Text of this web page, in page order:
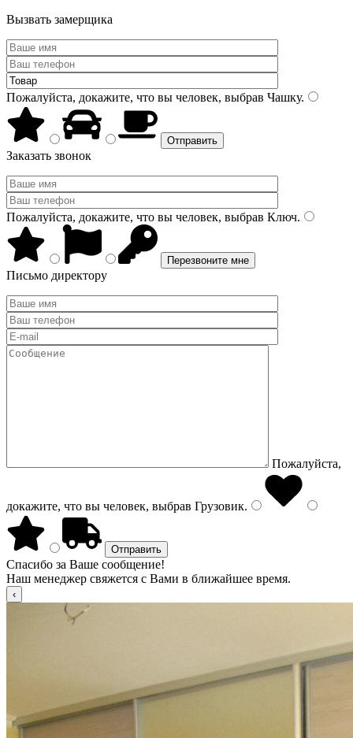
Вызвать замерщика
Пожалуйста, докажите, что вы человек, выбрав Чашку.
Заказать звонок
Пожалуйста, докажите, что вы человек, выбрав Ключ.
Письмо директору
Пожалуйста,
докажите, что вы человек, выбрав Грузовик.
Спасибо за Ваше сообщение!
Наш менеджер свяжется с Вами в ближайшее время.